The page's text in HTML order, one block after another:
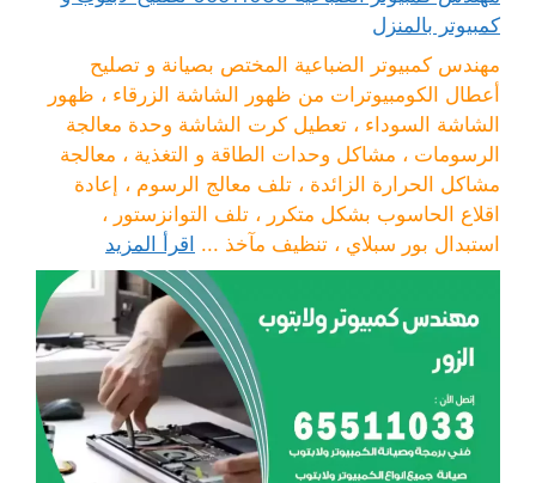
كمبيوتر بالمنزل
مهندس كمبيوتر الضباعية المختص بصيانة و تصليح
أعطال الكومبيوترات من ظهور الشاشة الزرقاء ، ظهور
الشاشة السوداء ، تعطيل كرت الشاشة وحدة معالجة
الرسومات ، مشاكل وحدات الطاقة و التغذية ، معالجة
مشاكل الحرارة الزائدة ، تلف معالج الرسوم ، إعادة
اقلاع الحاسوب بشكل متكرر ، تلف التوانزستور ،
استبدال بور سبلاي ، تنظيف مآخذ ... اقرأ المزيد